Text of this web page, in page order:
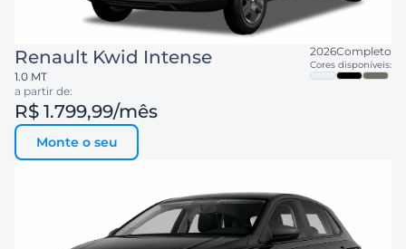
Renault Kwid Intense
1.0 MT
2026Completo
Cores disponíveis:
a partir de:
R$ 1.799,99/mês
Monte o seu